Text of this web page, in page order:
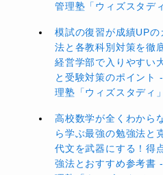
管理塾「ウィズスタデ
模試の復習が成績UP
法と各教科別対策を徹
経営学部で入りやすい
と受験対策のポイント
理塾「ウィズスタディ」
高校数学が全くわから
ら学ぶ最強の勉強法と
代文を武器にする！得
強法とおすすめ参考書